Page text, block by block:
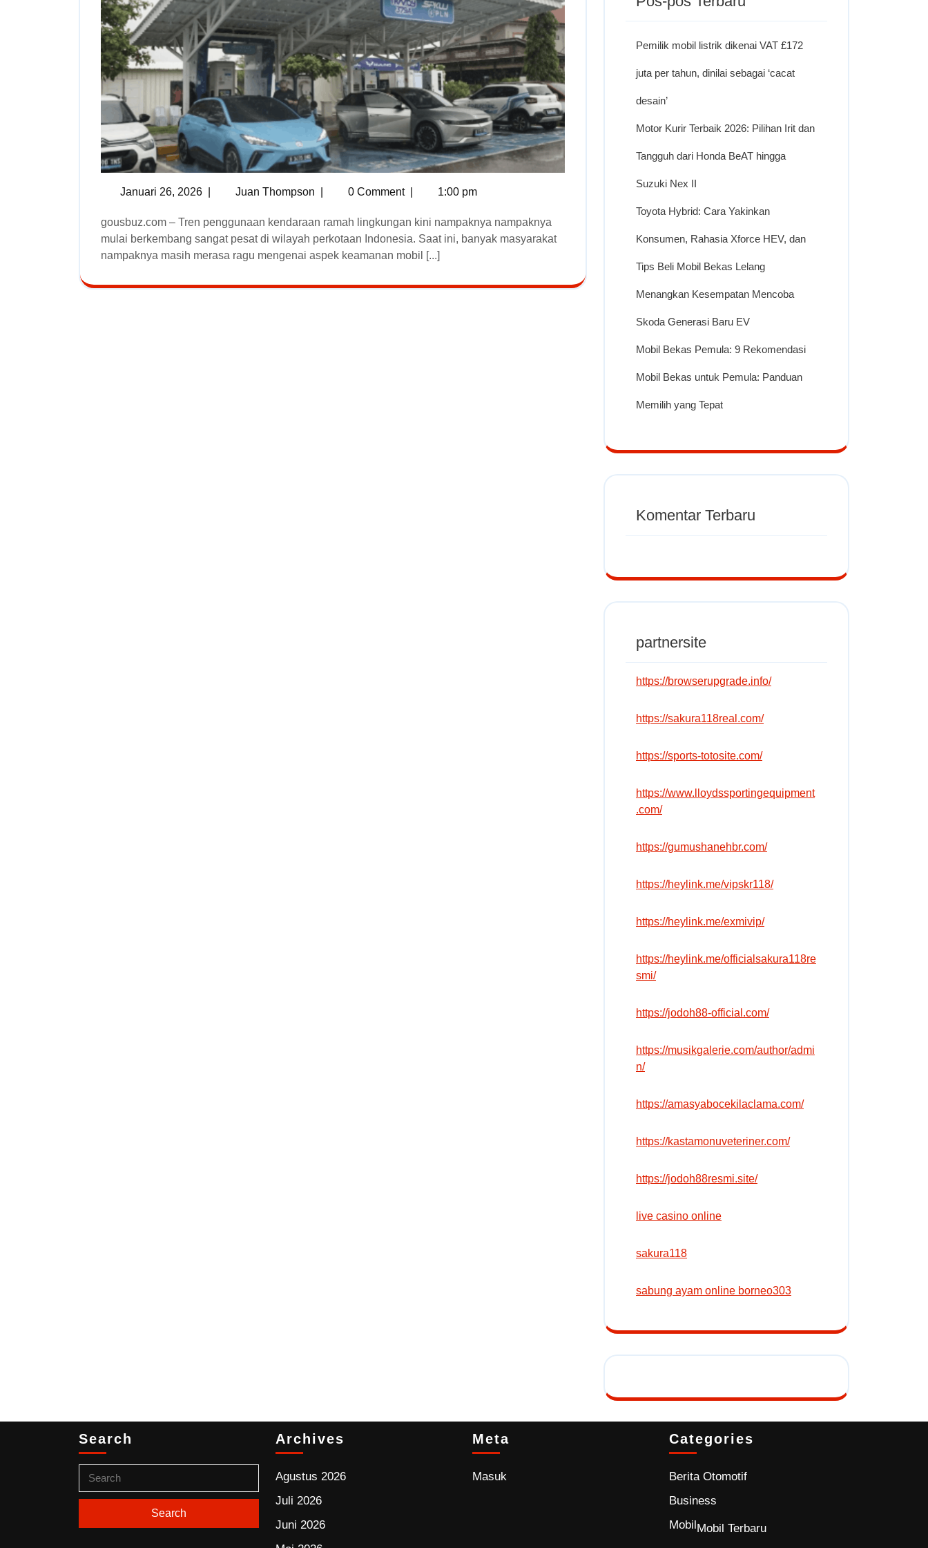
Januari 26, 2026 Juan Thompson 0 Comment 1:00 pm
gousbuz.com – Tren penggunaan kendaraan ramah lingkungan kini nampaknya nampaknya
mulai berkembang sangat pesat di wilayah perkotaan Indonesia. Saat ini, banyak masyarakat
nampaknya masih merasa ragu mengenai aspek keamanan mobil [...]
Pemilik mobil listrik dikenai VAT £172
juta per tahun, dinilai sebagai ‘cacat
desain’
Motor Kurir Terbaik 2026: Pilihan Irit dan
Tangguh dari Honda BeAT hingga
Suzuki Nex II
Toyota Hybrid: Cara Yakinkan
Konsumen, Rahasia Xforce HEV, dan
Tips Beli Mobil Bekas Lelang
Menangkan Kesempatan Mencoba
Skoda Generasi Baru EV
Mobil Bekas Pemula: 9 Rekomendasi
Mobil Bekas untuk Pemula: Panduan
Memilih yang Tepat
Komentar Terbaru
partnersite
https://browserupgrade.info/
https://sakura118real.com/
https://sports-totosite.com/
https://www.lloydssportingequipment
.com/
https://gumushanehbr.com/
https://heylink.me/vipskr118/
https://heylink.me/exmivip/
https://heylink.me/officialsakura118re
smi/
https://jodoh88-official.com/
https://musikgalerie.com/author/admi
n/
https://amasyabocekilaclama.com/
https://kastamonuveteriner.com/
https://jodoh88resmi.site/
live casino online
sakura118
sabung ayam online borneo303
Search Archives
Agustus 2026
Juli 2026
Juni 2026
Meta
Masuk
Categories
Berita Otomotif
Business
MobilMobil Terbaru